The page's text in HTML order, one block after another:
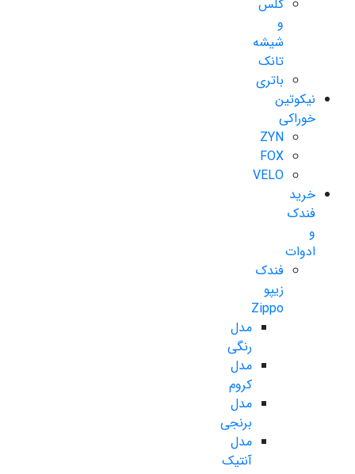
گلس
و
شیشه
تانک
باتری
نیکوتین
خوراکی
ZYN
FOX
VELO
خرید
فندک
و
ادوات
فندک
زیپو
Zippo
مدل
رنگی
مدل
کروم
مدل
برنجی
مدل
آنتیک